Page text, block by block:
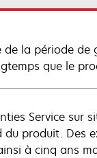
de la période de
que le
Service sur
du produit. Des
à cinq ans